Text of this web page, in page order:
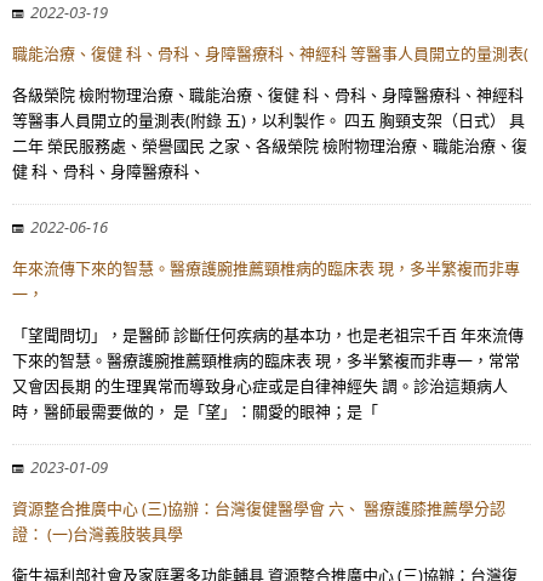
2022-03-19
職能治療、復健 科、骨科、身障醫療科、神經科 等醫事人員開立的量測表(
各級榮院 檢附物理治療、職能治療、復健 科、骨科、身障醫療科、神經科
等醫事人員開立的量測表(附錄 五)，以利製作。 四五 胸頸支架（日式） 具
二年 榮民服務處、榮譽國民 之家、各級榮院 檢附物理治療、職能治療、復
健 科、骨科、身障醫療科、
2022-06-16
年來流傳下來的智慧。醫療護腕推薦頸椎病的臨床表 現，多半繁複而非專
一，
「望聞問切」，是醫師 診斷任何疾病的基本功，也是老祖宗千百 年來流傳
下來的智慧。醫療護腕推薦頸椎病的臨床表 現，多半繁複而非專一，常常
又會因長期 的生理異常而導致身心症或是自律神經失 調。診治這類病人
時，醫師最需要做的， 是「望」：關愛的眼神；是「
2023-01-09
資源整合推廣中心 (三)協辦：台灣復健醫學會 六、 醫療護膝推薦學分認
證： (一)台灣義肢裝具學
衛生福利部社會及家庭署多功能輔具 資源整合推廣中心 (三)協辦：台灣復